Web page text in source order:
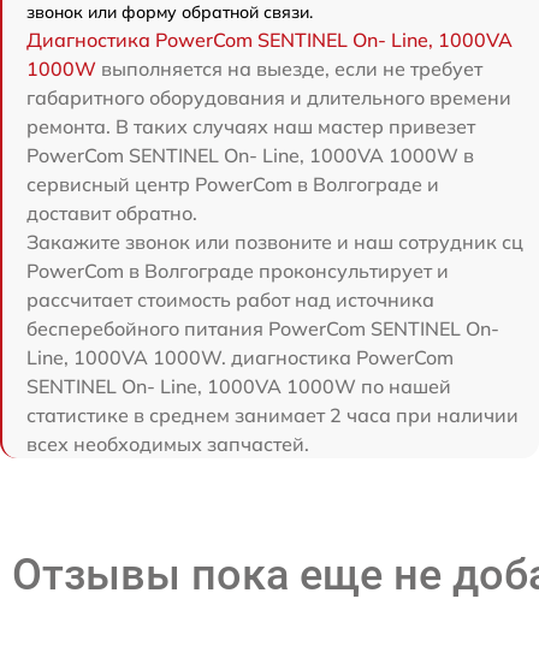
звонок или форму обратной связи.
Диагностика PowerCom SENTINEL On- Line, 1000VA
1000W выполняется на выезде, если не требует
габаритного оборудования и длительного времени
ремонта. В таких случаях наш мастер привезет
PowerCom SENTINEL On- Line, 1000VA 1000W в
сервисный центр PowerCom в Волгограде и
доставит обратно.
Закажите звонок или позвоните и наш сотрудник сц
PowerCom в Волгограде проконсультирует и
рассчитает стоимость работ над источника
бесперебойного питания PowerCom SENTINEL On-
Line, 1000VA 1000W. диагностика PowerCom
SENTINEL On- Line, 1000VA 1000W по нашей
статистике в среднем занимает 2 часа при наличии
всех необходимых запчастей.
Отзывы пока еще не